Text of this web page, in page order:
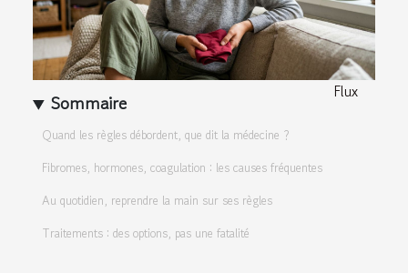
Sommaire
Quand les règles débordent, que dit la médecine ?
Fibromes, hormones, coagulation : les causes fréquentes
Au quotidien, reprendre la main sur ses règles
Traitements : des options, pas une fatalité
Flux